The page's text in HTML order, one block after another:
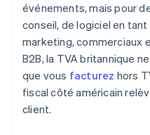
événements, mais pour
conseil, de logiciel en
marketing, commerciaux
B2B, la TVA britannique
que vous facturez hors
fiscal côté américain
client.